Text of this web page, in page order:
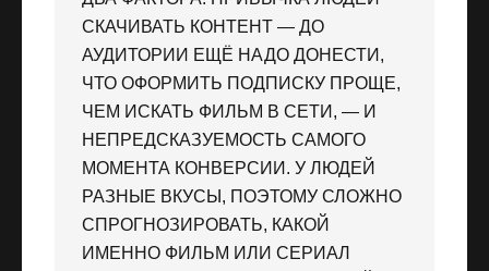
СКАЧИВАТЬ КОНТЕНТ — ДО
АУДИТОРИИ ЕЩЁ НАДО ДОНЕСТИ,
ЧТО ОФОРМИТЬ ПОДПИСКУ ПРОЩЕ,
ЧЕМ ИСКАТЬ ФИЛЬМ В СЕТИ, — И
НЕПРЕДСКАЗУЕМОСТЬ САМОГО
МОМЕНТА КОНВЕРСИИ. У ЛЮДЕЙ
РАЗНЫЕ ВКУСЫ, ПОЭТОМУ СЛОЖНО
СПРОГНОЗИРОВАТЬ, КАКОЙ
ИМЕННО ФИЛЬМ ИЛИ СЕРИАЛ